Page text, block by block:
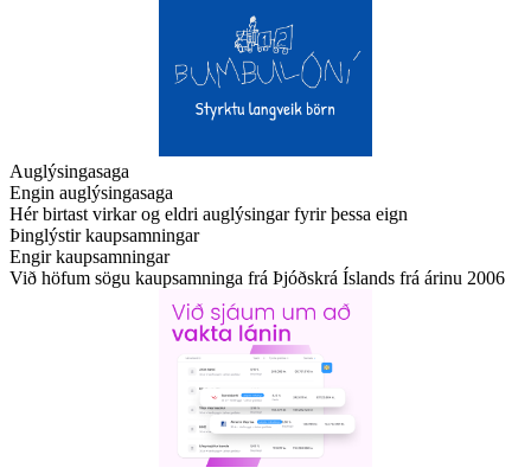
Auglýsingasaga
Engin auglýsingasaga
Hér birtast virkar og eldri auglýsingar fyrir þessa eign
Þinglýstir kaupsamningar
Engir kaupsamningar
Við höfum sögu kaupsamninga frá Þjóðskrá Íslands frá árinu 2006